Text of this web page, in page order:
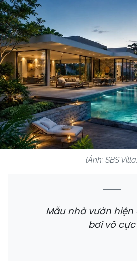
(Ảnh: SBS
Mẫu nhà vườn hiện
bơi vô cực